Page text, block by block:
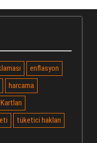
enflasyon
harcama
tüketici hakları